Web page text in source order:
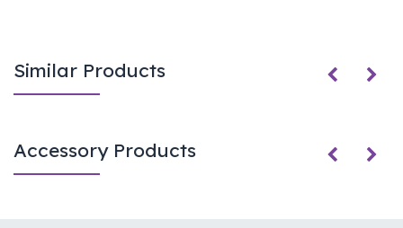
Similar Products
Accessory Products